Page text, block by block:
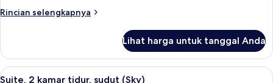
King
Rincian selengkapnya
Rincian
Suite,
Tempat
Lihat harga untuk tanggal Anda
Lihat
Suite, 2 kamar tidur, sudut (Sky) |
9
Suite, 2 kamar tidur, sudut (Sky)